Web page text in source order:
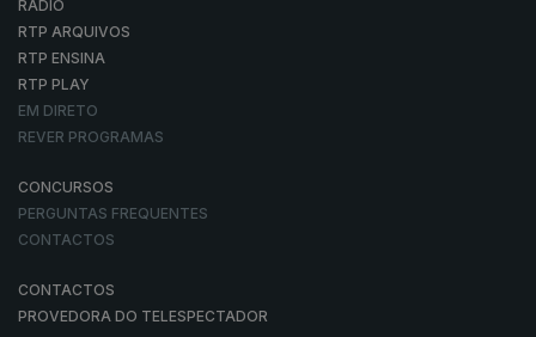
RÁDIO
RTP ARQUIVOS
RTP ENSINA
RTP PLAY
EM DIRETO
REVER PROGRAMAS
CONCURSOS
PERGUNTAS FREQUENTES
CONTACTOS
CONTACTOS
PROVEDORA DO TELESPECTADOR